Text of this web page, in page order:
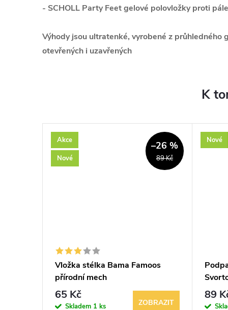
- SCHOLL Party Feet gelové polovložky proti
Výhody jsou ultratenké, vyrobené z
otevřených i uzavřených
K
Akce
Nové
89 Kč
–26 %
Vložka stélka Bama Famoos
přírodní mech
65 Kč
Skladem 1 ks ZOBRAZIT
Nové
89